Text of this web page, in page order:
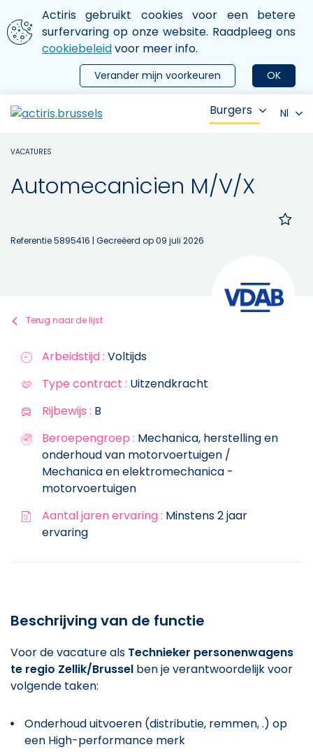
Aller au contenu principal
We gebruiken cookies
Actiris gebruikt cookies voor een betere
surfervaring op onze website. Raadpleeg ons
cookiebeleidvoor meer info.
OK
Verander mijn voorkeuren
le menu
Burgers Nl
VACATURES
Automecanicien M/V/X
Referentie 5895416 | Gecreëerd op 09 juli 2026
Terug naar de lijst
Arbeidstijd : Voltijds
Type contract : Uitzendkracht
Rijbewijs : B
Beroepengroep : Mechanica, herstelling en
onderhoud van motorvoertuigen /
Mechanica en elektromechanica -
motorvoertuigen
Aantal jaren ervaring : Minstens 2 jaar
ervaring
Beschrijving van de functie
Voor de vacature als Technieker personenwagens
te regio Zellik/Brussel ben je verantwoordelijk voor
volgende taken:
Onderhoud uitvoeren (distributie, remmen, .) op
een High-performance merk